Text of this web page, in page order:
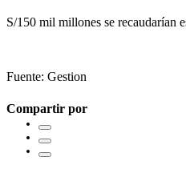
S/150 mil millones se recaudarían
Fuente: Gestion
Compartir por